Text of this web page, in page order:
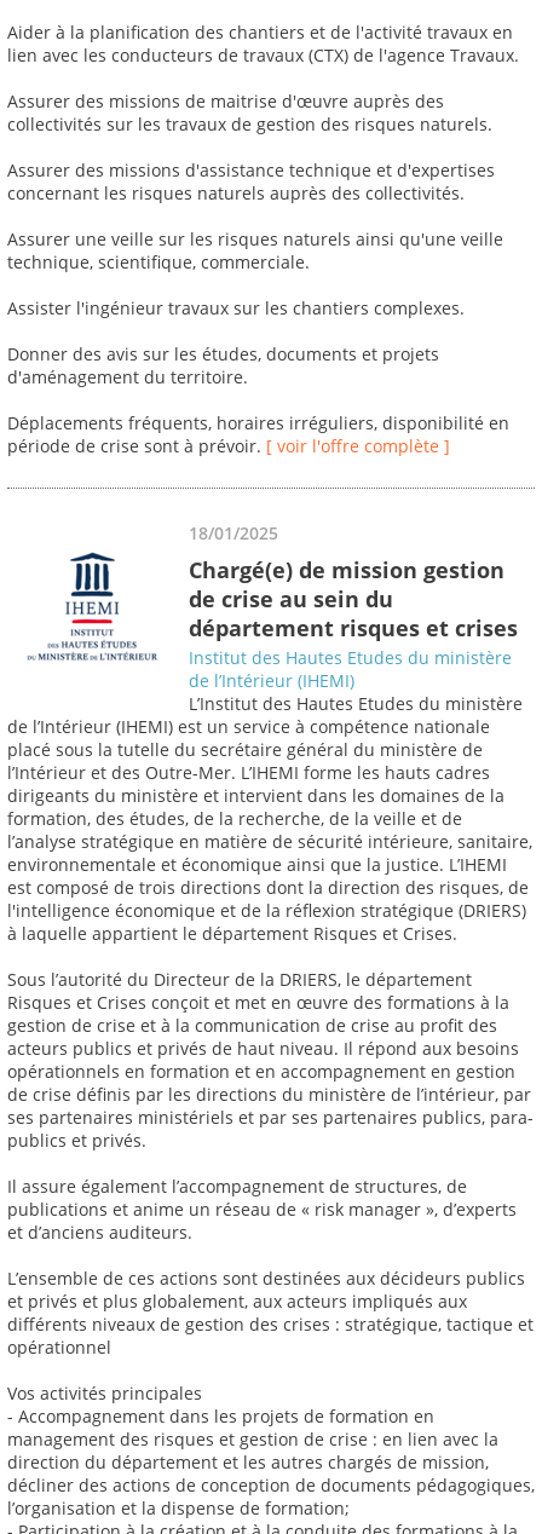
Aider à la planification des chantiers et de l'activité travaux en
lien avec les conducteurs de travaux (CTX) de l'agence Travaux.
Assurer des missions de maitrise d'œuvre auprès des
collectivités sur les travaux de gestion des risques naturels.
Assurer des missions d'assistance technique et d'expertises
concernant les risques naturels auprès des collectivités.
Assurer une veille sur les risques naturels ainsi qu'une veille
technique, scientifique, commerciale.
Assister l'ingénieur travaux sur les chantiers complexes.
Donner des avis sur les études, documents et projets
d'aménagement du territoire.
Déplacements fréquents, horaires irréguliers, disponibilité en
période de crise sont à prévoir. [ voir l'offre complète ]
18/01/2025
Chargé(e) de mission gestion
de crise au sein du
département risques et crises
Institut des Hautes Etudes du ministère
de l’Intérieur (IHEMI)
L’Institut des Hautes Etudes du ministère
de l’Intérieur (IHEMI) est un service à compétence nationale
placé sous la tutelle du secrétaire général du ministère de
l’Intérieur et des Outre-Mer. L’IHEMI forme les hauts cadres
dirigeants du ministère et intervient dans les domaines de la
formation, des études, de la recherche, de la veille et de
l’analyse stratégique en matière de sécurité intérieure, sanitaire,
environnementale et économique ainsi que la justice. L’IHEMI
est composé de trois directions dont la direction des risques, de
l'intelligence économique et de la réflexion stratégique (DRIERS)
à laquelle appartient le département Risques et Crises.
Sous l’autorité du Directeur de la DRIERS, le département
Risques et Crises conçoit et met en œuvre des formations à la
gestion de crise et à la communication de crise au profit des
acteurs publics et privés de haut niveau. Il répond aux besoins
opérationnels en formation et en accompagnement en gestion
de crise définis par les directions du ministère de l’intérieur, par
ses partenaires ministériels et par ses partenaires publics, para-
publics et privés.
Il assure également l’accompagnement de structures, de
publications et anime un réseau de « risk manager », d’experts
et d’anciens auditeurs.
L’ensemble de ces actions sont destinées aux décideurs publics
et privés et plus globalement, aux acteurs impliqués aux
différents niveaux de gestion des crises : stratégique, tactique et
opérationnel
Vos activités principales
- Accompagnement dans les projets de formation en
management des risques et gestion de crise : en lien avec la
direction du département et les autres chargés de mission,
décliner des actions de conception de documents pédagogiques,
l’organisation et la dispense de formation;